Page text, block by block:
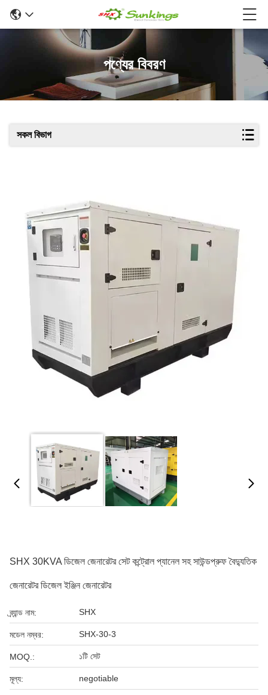
পণ্যের বিবরণ
সকল বিভাগ
SHX 30KVA ডিজেল জেনারেটর সেট কন্ট্রোল প্যানেল সহ সাউন্ডপ্রুফ বৈদ্যুতিক
জেনারেটর ডিজেল ইঞ্জিন জেনারেটর
ব্র্যান্ড নাম: SHX
মডেল নম্বর: SHX-30-3
MOQ.: ১টি সেট
মূল্য: negotiable